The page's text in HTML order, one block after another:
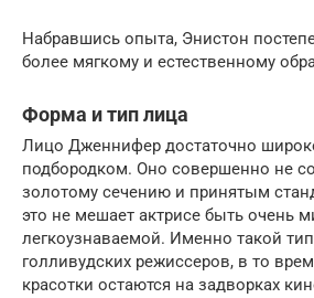
Набравшись опыта, Энистон
более мягкому и естественному
Форма и тип лица
Лицо Дженнифер достаточно
подбородком. Оно совершенно не
золотому сечению и принятым
это не мешает актрисе быть очень
легкоузнаваемой. Именно такой
голливудских режиссеров, в то
красотки остаются на задворках